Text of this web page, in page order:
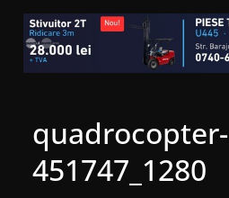
quadrocopter-
451747_1280